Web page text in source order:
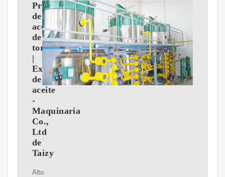
Prensa
de
aceite
de
tornillo
|
Expulsor
de
aceite
-
Maquinaria
Co.,
Ltd
de
Taizy
Alto